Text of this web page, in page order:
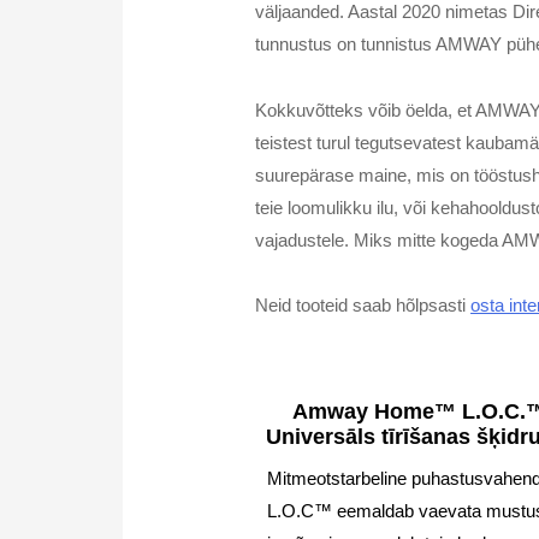
väljaanded. Aastal 2020 nimetas
tunnustus on tunnistus AMWAY
Kokkuvõtteks võib öelda, et
teistest turul tegutsevatest
suurepärase maine, mis on
teie loomulikku ilu, või
vajadustele. Miks mitte kogeda
Neid tooteid saab hõlpsastiosta
Amway Home™
Universāls tīrīšanas
Mitmeotstarbeline
L.O.C™ eemaldab vaevata